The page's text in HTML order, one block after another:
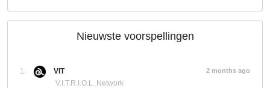
Nieuwste voorspellingen
1.
VIT
V.I.T.R.I.O.L. Network
2 months ago